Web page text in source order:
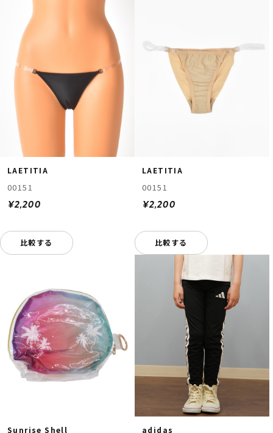
LAETITIA
00151
¥2,200
比較する
LAETITIA
00151
¥2,200
比較する
Sunrise Shell adidas